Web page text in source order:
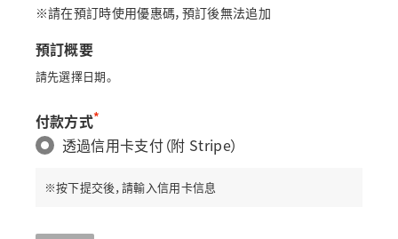
※請在預訂時使用優惠碼，預訂後無法追加
預訂概要
請先選擇日期。
付款方式*
透過信用卡支付（附 Stripe）
※按下提交後，請輸入信用卡信息